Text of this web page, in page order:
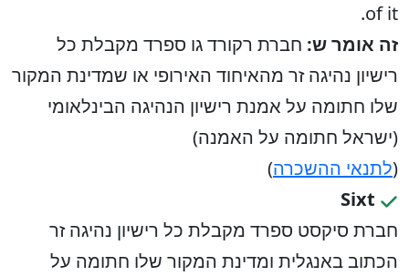
of it.
זה אומר ש: חברת רקורד גו ספרד מקבלת כל
רישיון נהיגה זר מהאיחוד האירופי או שמדינת המקור
שלו חתומה על אמנת רישיון הנהיגה הבינלאומי
(ישראל חתומה על האמנה)
(לתנאי ההשכרה)
Sixt
חברת סיקסט ספרד מקבלת כל רישיון נהיגה זר
הכתוב באנגלית ומדינת המקור שלו חתומה על